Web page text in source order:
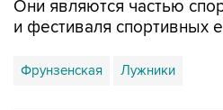
Фрунзенская Лужники